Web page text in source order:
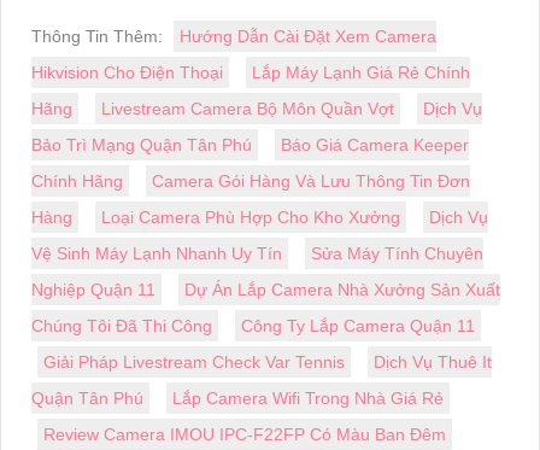
Thông Tin Thêm:
Hướng Dẫn Cài Đặt Xem Camera
Hikvision Cho Điện Thoại
Lắp Máy Lạnh Giá Rẻ Chính
Hãng
Livestream Camera Bộ Môn Quần Vợt
Dịch Vụ
Bảo Trì Mạng Quận Tân Phú
Báo Giá Camera Keeper
Chính Hãng
Camera Gói Hàng Và Lưu Thông Tin Đơn
Hàng
Loại Camera Phù Hợp Cho Kho Xưởng
Dịch Vụ
Vệ Sinh Máy Lạnh Nhanh Uy Tín
Sửa Máy Tính Chuyên
Nghiệp Quận 11
Dự Án Lắp Camera Nhà Xưởng Sản Xuất
Chúng Tôi Đã Thi Công
Công Ty Lắp Camera Quận 11
Giải Pháp Livestream Check Var Tennis
Dịch Vụ Thuê It
Quận Tân Phú
Lắp Camera Wifi Trong Nhà Giá Rẻ
Review Camera IMOU IPC-F22FP Có Màu Ban Đêm